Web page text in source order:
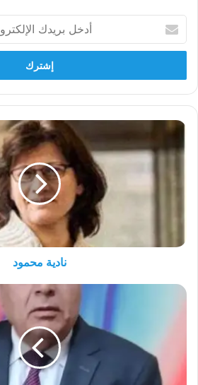
بريدك
الإلكتروني
نادية
نادية محمود
صبحي